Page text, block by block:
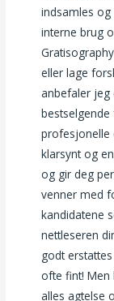
indsamles
interne brug
eller lage
anbefaler jeg
profesjonelle
klarsynt og
og gir deg
venner med
kandidatene
nettleseren
godt
ofte fint! Men
alles agtelse